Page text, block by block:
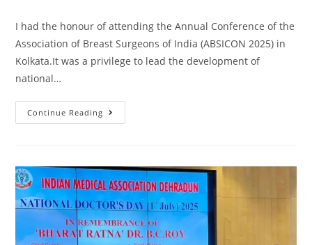
I had the honour of attending the Annual Conference of the
Association of Breast Surgeons of India (ABSICON 2025) in
Kolkata.It was a privilege to lead the development of
national…
Continue Reading